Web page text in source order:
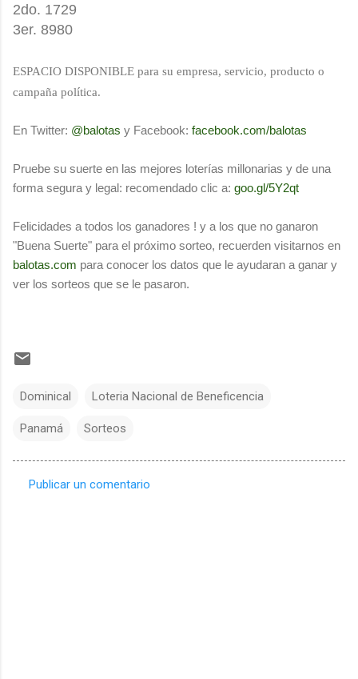
2do. 1729
3er. 8980
ESPACIO DISPONIBLE para su empresa, servicio, producto o
campaña política.
En Twitter: @balotas y Facebook: facebook.com/balotas
Pruebe su suerte en las mejores loterías millonarias y de una
forma segura y legal: recomendado clic a: goo.gl/5Y2qt
Felicidades a todos los ganadores ! y a los que no ganaron
"Buena Suerte" para el próximo sorteo, recuerden visitarnos en
balotas.com para conocer los datos que le ayudaran a ganar y
ver los sorteos que se le pasaron.
Dominical Loteria Nacional de Beneficencia
Panamá Sorteos
Publicar un comentario